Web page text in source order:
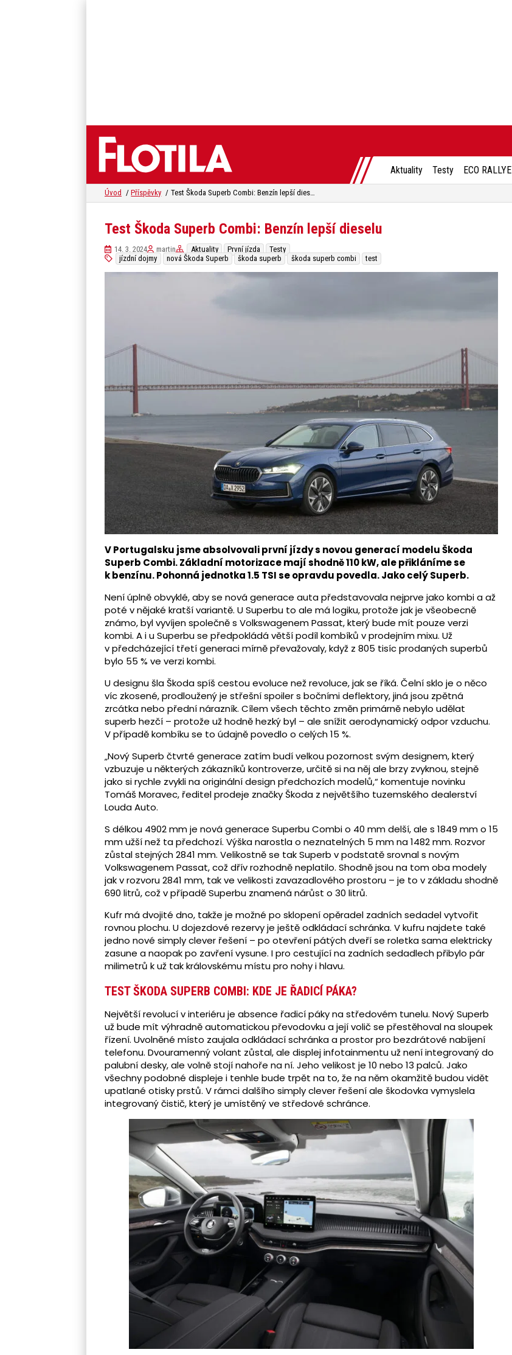
Aktuality Testy ECO RALLYE
Úvod Příspěvky Test Škoda Superb Combi: Benzín lepší dieselu
Test Škoda Superb Combi: Benzín lepší dieselu
14. 3. 2024 martin Aktuality První jízda
Testy
jízdní dojmy
nová Škoda Superb škoda superb škoda superb combi test
V Portugalsku jsme absolvovali první jízdy s novou generací modelu Škoda
Superb Combi. Základní motorizace mají shodně 110 kW, ale přikláníme se
k benzínu. Pohonná jednotka 1.5 TSI se opravdu povedla. Jako celý Superb.
Není úplně obvyklé, aby se nová generace auta představovala nejprve jako kombi a až
poté v nějaké kratší variantě. U Superbu to ale má logiku, protože jak je všeobecně
známo, byl vyvíjen společně s Volkswagenem Passat, který bude mít pouze verzi
kombi. A i u Superbu se předpokládá větší podíl kombíků v prodejním mixu. Už
v předcházející třetí generaci mírně převažovaly, když z 805 tisíc prodaných superbů
bylo 55 % ve verzi kombi.
U designu šla Škoda spíš cestou evoluce než revoluce, jak se říká. Čelní sklo je o něco
víc zkosené, prodloužený je střešní spoiler s bočními deflektory, jiná jsou zpětná
zrcátka nebo přední nárazník. Cílem všech těchto změn primárně nebylo udělat
superb hezčí – protože už hodně hezký byl – ale snížit aerodynamický odpor vzduchu.
V případě kombíku se to údajně povedlo o celých 15 %.
„Nový Superb čtvrté generace zatím budí velkou pozornost svým designem, který
vzbuzuje u některých zákazníků kontroverze, určitě si na něj ale brzy zvyknou, stejně
jako si rychle zvykli na originální design předchozích modelů,“ komentuje novinku
Tomáš Moravec, ředitel prodeje značky Škoda z největšího tuzemského dealerství
Louda Auto.
S délkou 4902 mm je nová generace Superbu Combi o 40 mm delší, ale s 1849 mm o 15
mm užší než ta předchozí. Výška narostla o neznatelných 5 mm na 1482 mm. Rozvor
zůstal stejných 2841 mm. Velikostně se tak Superb v podstatě srovnal s novým
Volkswagenem Passat, což dřív rozhodně neplatilo. Shodně jsou na tom oba modely
jak v rozvoru 2841 mm, tak ve velikosti zavazadlového prostoru – je to v základu shodně
690 litrů, což v případě Superbu znamená nárůst o 30 litrů.
Kufr má dvojité dno, takže je možné po sklopení opěradel zadních sedadel vytvořit
rovnou plochu. U dojezdové rezervy je ještě odkládací schránka. V kufru najdete také
jedno nové simply clever řešení – po otevření pátých dveří se roletka sama elektricky
zasune a naopak po zavření vysune. I pro cestující na zadních sedadlech přibylo pár
milimetrů k už tak královskému místu pro nohy i hlavu.
TEST ŠKODA SUPERB COMBI: KDE JE ŘADICÍ PÁKA?
Největší revolucí v interiéru je absence řadicí páky na středovém tunelu. Nový Superb
už bude mít výhradně automatickou převodovku a její volič se přestěhoval na sloupek
řízení. Uvolněné místo zaujala odkládací schránka a prostor pro bezdrátové nabíjení
telefonu. Dvouramenný volant zůstal, ale displej infotainmentu už není integrovaný do
palubní desky, ale volně stojí nahoře na ní. Jeho velikost je 10 nebo 13 palců. Jako
všechny podobné displeje i tenhle bude trpět na to, že na něm okamžitě budou vidět
upatlané otisky prstů. V rámci dalšího simply clever řešení ale škodovka vymyslela
integrovaný čistič, který je umístěný ve středové schránce.